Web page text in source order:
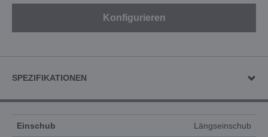
Konfigurieren
SPEZIFIKATIONEN
Einschub Längseinschub